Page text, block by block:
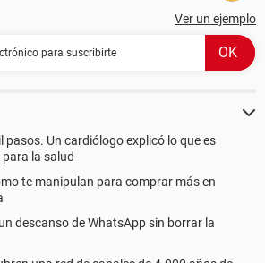
Ver un ejemplo
pasos. Un cardiólogo explicó lo que es
la salud
te manipulan para comprar más en
descanso de WhatsApp sin borrar la